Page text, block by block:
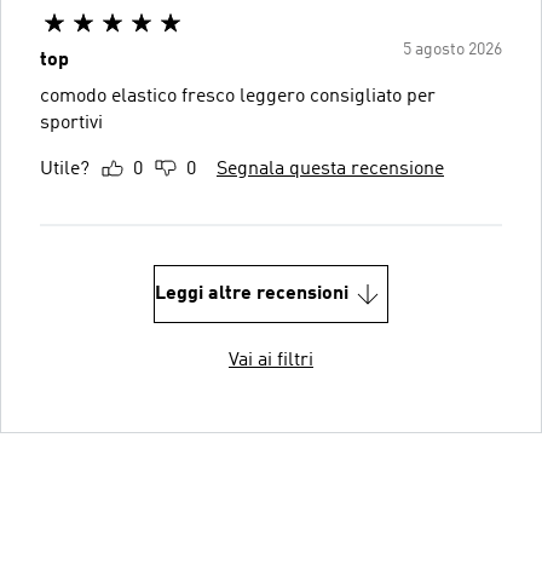
5 agosto 2026
top
comodo elastico fresco leggero consigliato per
sportivi
Utile? 0 0 Segnala questa recensione
Leggi altre recensioni
Vai ai filtri